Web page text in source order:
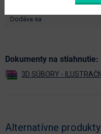
dodáva sa
Dokumenty na stiahnutie:
Alternatívne produkty